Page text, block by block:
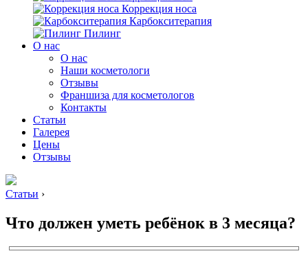
Коррекция носа
Карбокситерапия
Пилинг
O нас
O нас
Наши косметологи
Отзывы
Франшиза для косметологов
Контакты
Статьи
Галерея
Цены
Отзывы
Статьи ›
Что должен уметь ребёнок в 3 месяца?